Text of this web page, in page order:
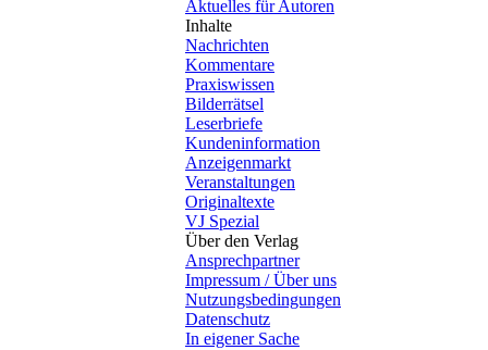
Aktuelles für Autoren
Inhalte
Nachrichten
Kommentare
Praxiswissen
Bilderrätsel
Leserbriefe
Kundeninformation
Anzeigenmarkt
Veranstaltungen
Originaltexte
VJ Spezial
Über den Verlag
Ansprechpartner
Impressum / Über uns
Nutzungsbedingungen
Datenschutz
In eigener Sache